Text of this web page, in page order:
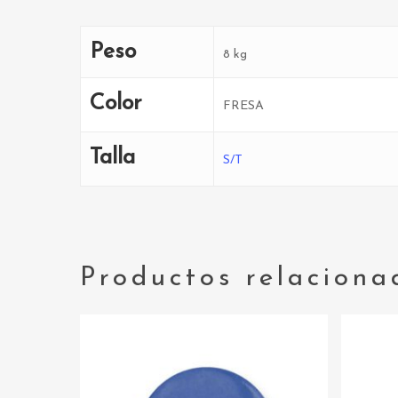
Peso 8 kg
Color FRESA
Talla S/T
Productos